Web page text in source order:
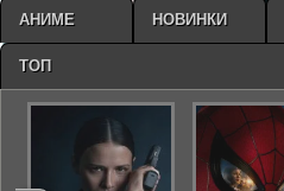
АНИМЕ НОВИНКИ
ТОП